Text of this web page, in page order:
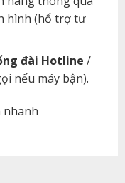
hình (hổ trợ tư
đài Hotline /
nếu máy bận).
nhanh